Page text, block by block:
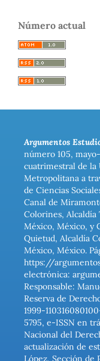
Número actual
Argumentos
número 105,
cuatrimestral de la
Metropolitana a
de Ciencias
Canal de
Colorines, Alcaldía
México, México, y
Quietud, Alcaldía
México, México.
https://
electrónica:
Responsable:
Reserva de
1999-
5795, e-ISSN en
Nacional del
actualización de
López, Sección de